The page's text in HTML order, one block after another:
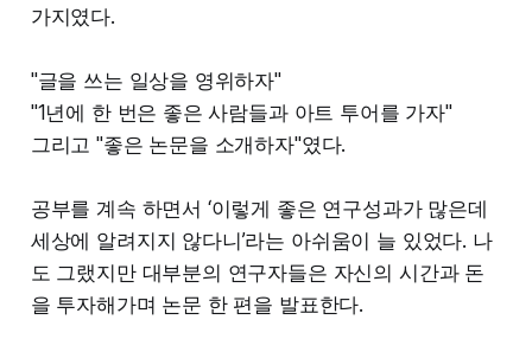
가지였다.
"글을 쓰는 일상을 영위하자"
"1년에 한 번은 좋은 사람들과 아트 투어를 가자"
그리고 "좋은 논문을 소개하자"였다.
공부를 계속 하면서 ‘이렇게 좋은 연구성과가 많은데
세상에 알려지지 않다니’라는 아쉬움이 늘 있었다. 나
도 그랬지만 대부분의 연구자들은 자신의 시간과 돈
을 투자해가며 논문 한 편을 발표한다.